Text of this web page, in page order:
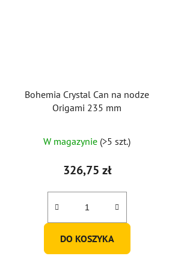
Bohemia Crystal Can na nodze
Origami 235 mm
W magazynie (>5 szt.)
326,75 zł
DO KOSZYKA